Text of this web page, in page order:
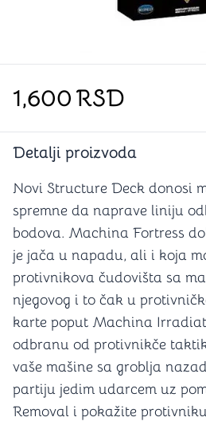
1,600RSD
Detalji proizvoda
Novi Structure Deck donosi
spremne da naprave liniju
bodova. Machina Fortress
je jača u napadu, ali i koja
protivnikova čudovišta sa
njegovog i to čak u
karte poput Machina
odbranu od protivnikče
vaše mašine sa groblja
partiju jedim udarcem uz
Removal i pokažite